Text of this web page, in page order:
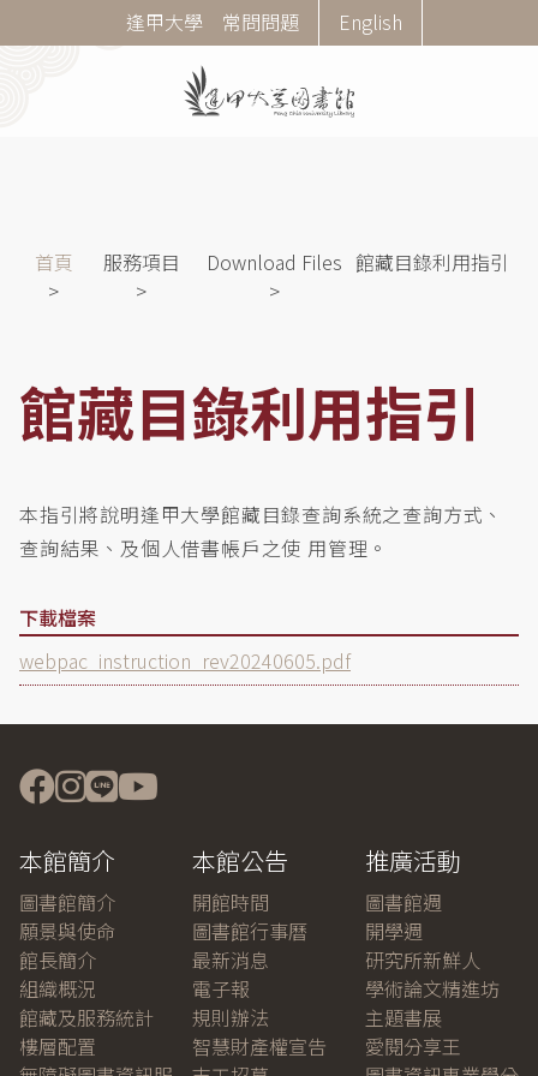
至
Corner
Menu
逢甲大學 常問問題 English
導首頁 服務項目 Download Files 館藏目錄利用指引
館藏目錄利用指引
本指引將說明逢甲大學館藏目錄查詢系統之查詢方式、
查詢結果、及個人借書帳戶之使 用管理。
下載檔案
Document
webpac_instruction_rev20240605.pdf
本館簡介
圖書館簡介
願景與使命
館長簡介
組織概況
館藏及服務統計
樓層配置
本館公告
開館時間
圖書館行事曆
最新消息
電子報
規則辦法
智慧財產權宣告
推廣活動
圖書館週
開學週
研究所新鮮人
學術論文精進坊
主題書展
愛閱分享王